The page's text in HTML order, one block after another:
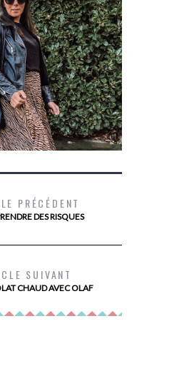
SCHOLL
PRÉCÉDENT
DES RISQUES
SUIVANT
CHAUD AVEC OLAF